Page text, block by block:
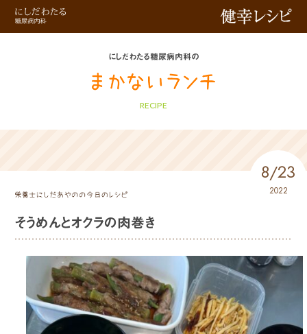
健幸レシピ
にしだわたる糖尿病内科の
RECIPE
8/23
2022
そうめんとオクラの肉巻き